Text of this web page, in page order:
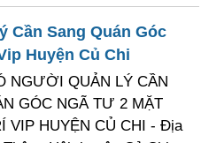
Cần Sang Quán Góc
Huyện Củ Chi
NGƯỜI QUẢN LÝ CẦN
GÓC NGÃ TƯ 2 MẶT
VIP HUYỆN CỦ CHI - Địa